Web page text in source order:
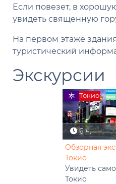
Если повезет, в
увидеть священную
На первом этаже
туристический
Экскурсии
Токио
6 ч.
Обзорная
Токио
Увидеть
Токио